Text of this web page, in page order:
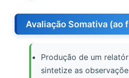
Avaliação Somativa (ao
Produção de um
sintetize as